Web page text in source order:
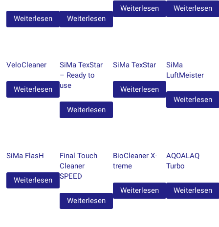
Weiterlesen Weiterlesen
Weiterlesen Weiterlesen
VeloCleaner
Weiterlesen
SiMa TexStar
– Ready to
use
Weiterlesen
SiMa TexStar
Weiterlesen
SiMa
LuftMeister
Weiterlesen
SiMa FlasH
Weiterlesen
Final Touch
Cleaner
SPEED
Weiterlesen
BioCleaner X-
treme
Weiterlesen
AQOALAQ
Turbo
Weiterlesen